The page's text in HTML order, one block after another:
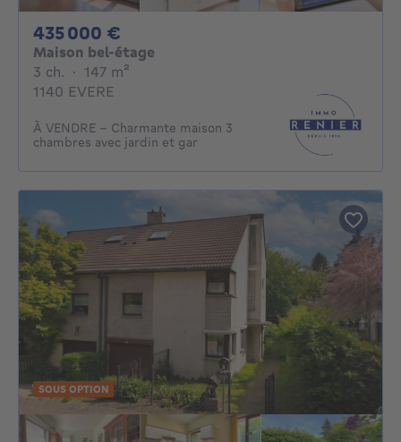
435 000 €
Maison bel-étage
3 ch. 3 chambres
· 147 m²
1140 EVERE
À VENDRE – Charmante maison 3
chambres avec jardin et gar
SOUS OPTION